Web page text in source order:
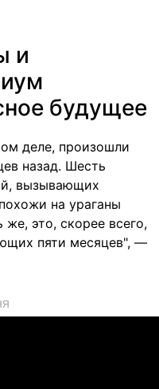
и
будущее
деле, произошли
назад. Шесть
вызывающих
на ураганы
это, скорее всего,
пяти месяцев", —